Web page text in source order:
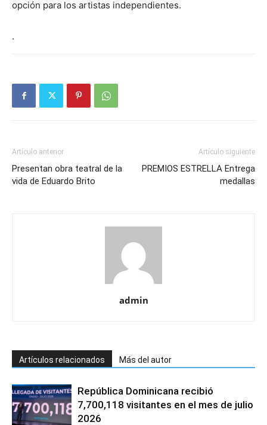
opción para los artistas independientes.
.
Artículo anterior
Presentan obra teatral de la
vida de Eduardo Brito
Artículo siguiente
PREMIOS ESTRELLA Entrega
medallas
admin
Artículos relacionados Más del autor
República Dominicana recibió
7,700,118 visitantes en el mes de julio
2026